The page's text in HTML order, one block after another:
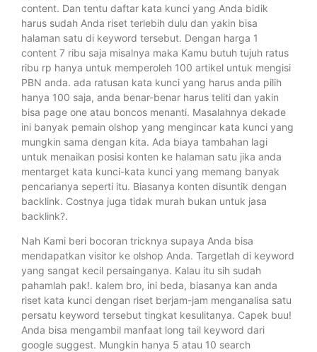
content. Dan tentu daftar kata kunci yang Anda bidik
harus sudah Anda riset terlebih dulu dan yakin bisa
halaman satu di keyword tersebut. Dengan harga 1
content 7 ribu saja misalnya maka Kamu butuh tujuh ratus
ribu rp hanya untuk memperoleh 100 artikel untuk mengisi
PBN anda. ada ratusan kata kunci yang harus anda pilih
hanya 100 saja, anda benar-benar harus teliti dan yakin
bisa page one atau boncos menanti. Masalahnya dekade
ini banyak pemain olshop yang mengincar kata kunci yang
mungkin sama dengan kita. Ada biaya tambahan lagi
untuk menaikan posisi konten ke halaman satu jika anda
mentarget kata kunci-kata kunci yang memang banyak
pencarianya seperti itu. Biasanya konten disuntik dengan
backlink. Costnya juga tidak murah bukan untuk jasa
backlink?.
Nah Kami beri bocoran tricknya supaya Anda bisa
mendapatkan visitor ke olshop Anda. Targetlah di keyword
yang sangat kecil persainganya. Kalau itu sih sudah
pahamlah pak!. kalem bro, ini beda, biasanya kan anda
riset kata kunci dengan riset berjam-jam menganalisa satu
persatu keyword tersebut tingkat kesulitanya. Capek buu!
Anda bisa mengambil manfaat long tail keyword dari
google suggest. Mungkin hanya 5 atau 10 search